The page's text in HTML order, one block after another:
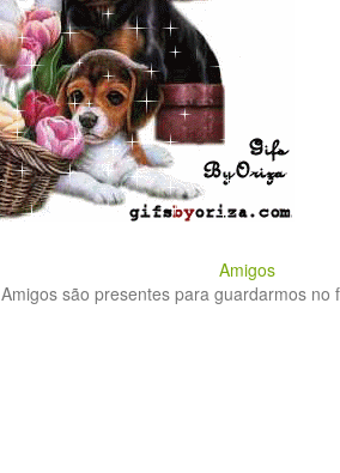
Amigos
Amigos são presentes para guardarmos no